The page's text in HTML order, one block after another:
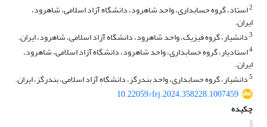
2استاد، گروه حسابداری، واحد شاهرود، دانشگاه آزاد اسلامی، شاهرود،
ایران.
3دانشیار، گروه فیزیک، واحد شاهرود، دانشگاه آزاد اسلامی، شاهرود، ایران.
4استادیار، گروه حسابداری، واحد شاهرود، دانشگاه آزاد اسلامی، شاهرود،
ایران.
5دانشیار، گروه حسابداری، واحد بندرگز، دانشگاه آزاد اسلامی، بندرگز، ایران.
10.22059/frj.2024.358228.1007459
چکیده